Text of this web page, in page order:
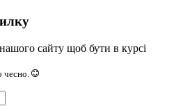
сайту щоб бути в курсі